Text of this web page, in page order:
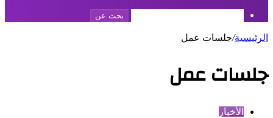
بحث عن
الرئيسية/جلسات عمل
جلسات عمل
الأخبار